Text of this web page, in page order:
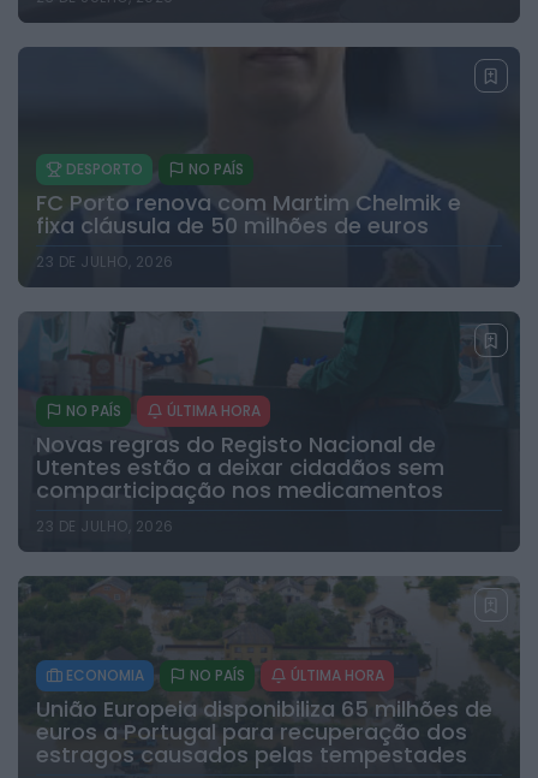
DESPORTO NO PAÍS
FC Porto renova com Martim Chelmik e
fixa cláusula de 50 milhões de euros
23 DE JULHO, 2026
NO PAÍS ÚLTIMA HORA
Novas regras do Registo Nacional de
Utentes estão a deixar cidadãos sem
comparticipação nos medicamentos
23 DE JULHO, 2026
ECONOMIA NO PAÍS ÚLTIMA HORA
União Europeia disponibiliza 65 milhões de
euros a Portugal para recuperação dos
estragos causados pelas tempestades